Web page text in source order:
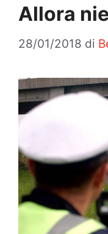
Allora
28/01/2018 di